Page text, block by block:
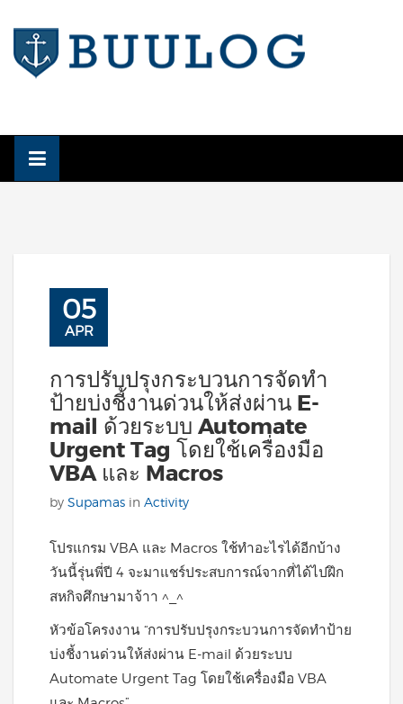
content
05
APR
การปรับปรุงกระบวนการจัดทำ
ป้ายบ่งชี้งานด่วนให้ส่งผ่าน E-
mail ด้วยระบบ Automate
Urgent Tag โดยใช้เครื่องมือ
VBA และ Macros
by Supamas in Activity
โปรแกรม VBA และ Macros ใช้ทำอะไรได้อีกบ้าง
วันนี้รุ่นพี่ปี 4 จะมาแชร์ประสบการณ์จากที่ได้ไปฝึก
สหกิจศึกษามาจ้าา ^_^
หัวข้อโครงงาน “การปรับปรุงกระบวนการจัดทำป้าย
บ่งชี้งานด่วนให้ส่งผ่าน E-mail ด้วยระบบ
Automate Urgent Tag โดยใช้เครื่องมือ VBA